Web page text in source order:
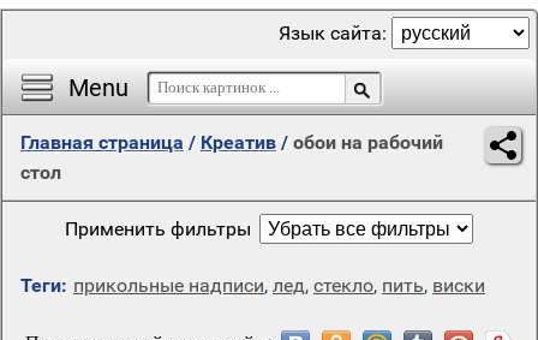
Menu
Язык сайта:
Главная страница / Креатив / обои на рабочий
стол
Применить фильтры
Теги: прикольные надписи, лед, стекло, пить, виски